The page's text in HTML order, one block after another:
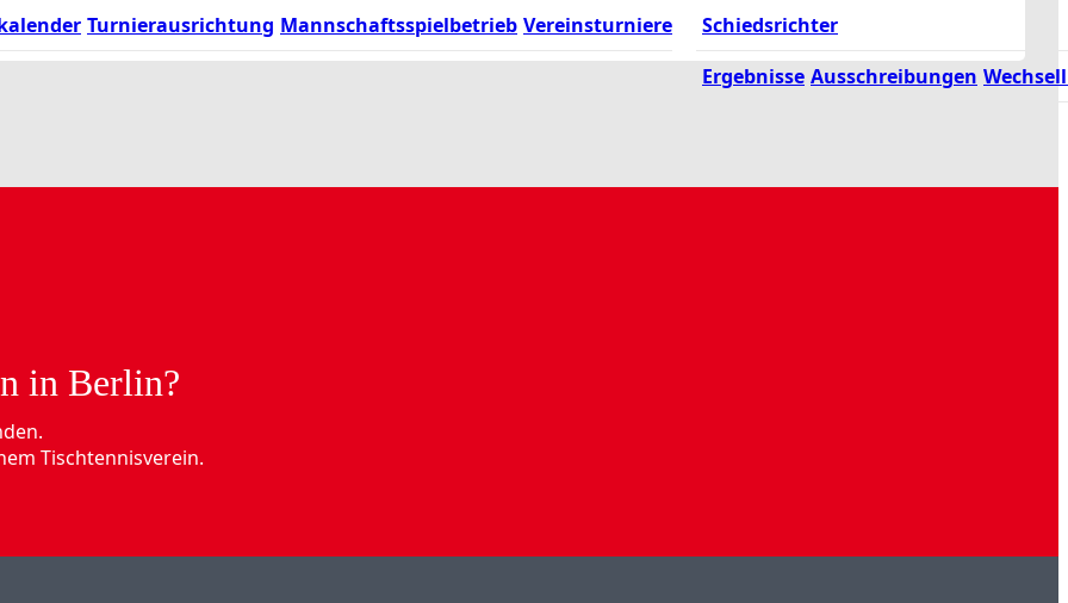
Turnierausrichtung Mannschaftsspielbetrieb Vereinsturniere
Schiedsrichter
Ergebnisse Ausschreibungen
in Berlin?
Tischtennisverein.